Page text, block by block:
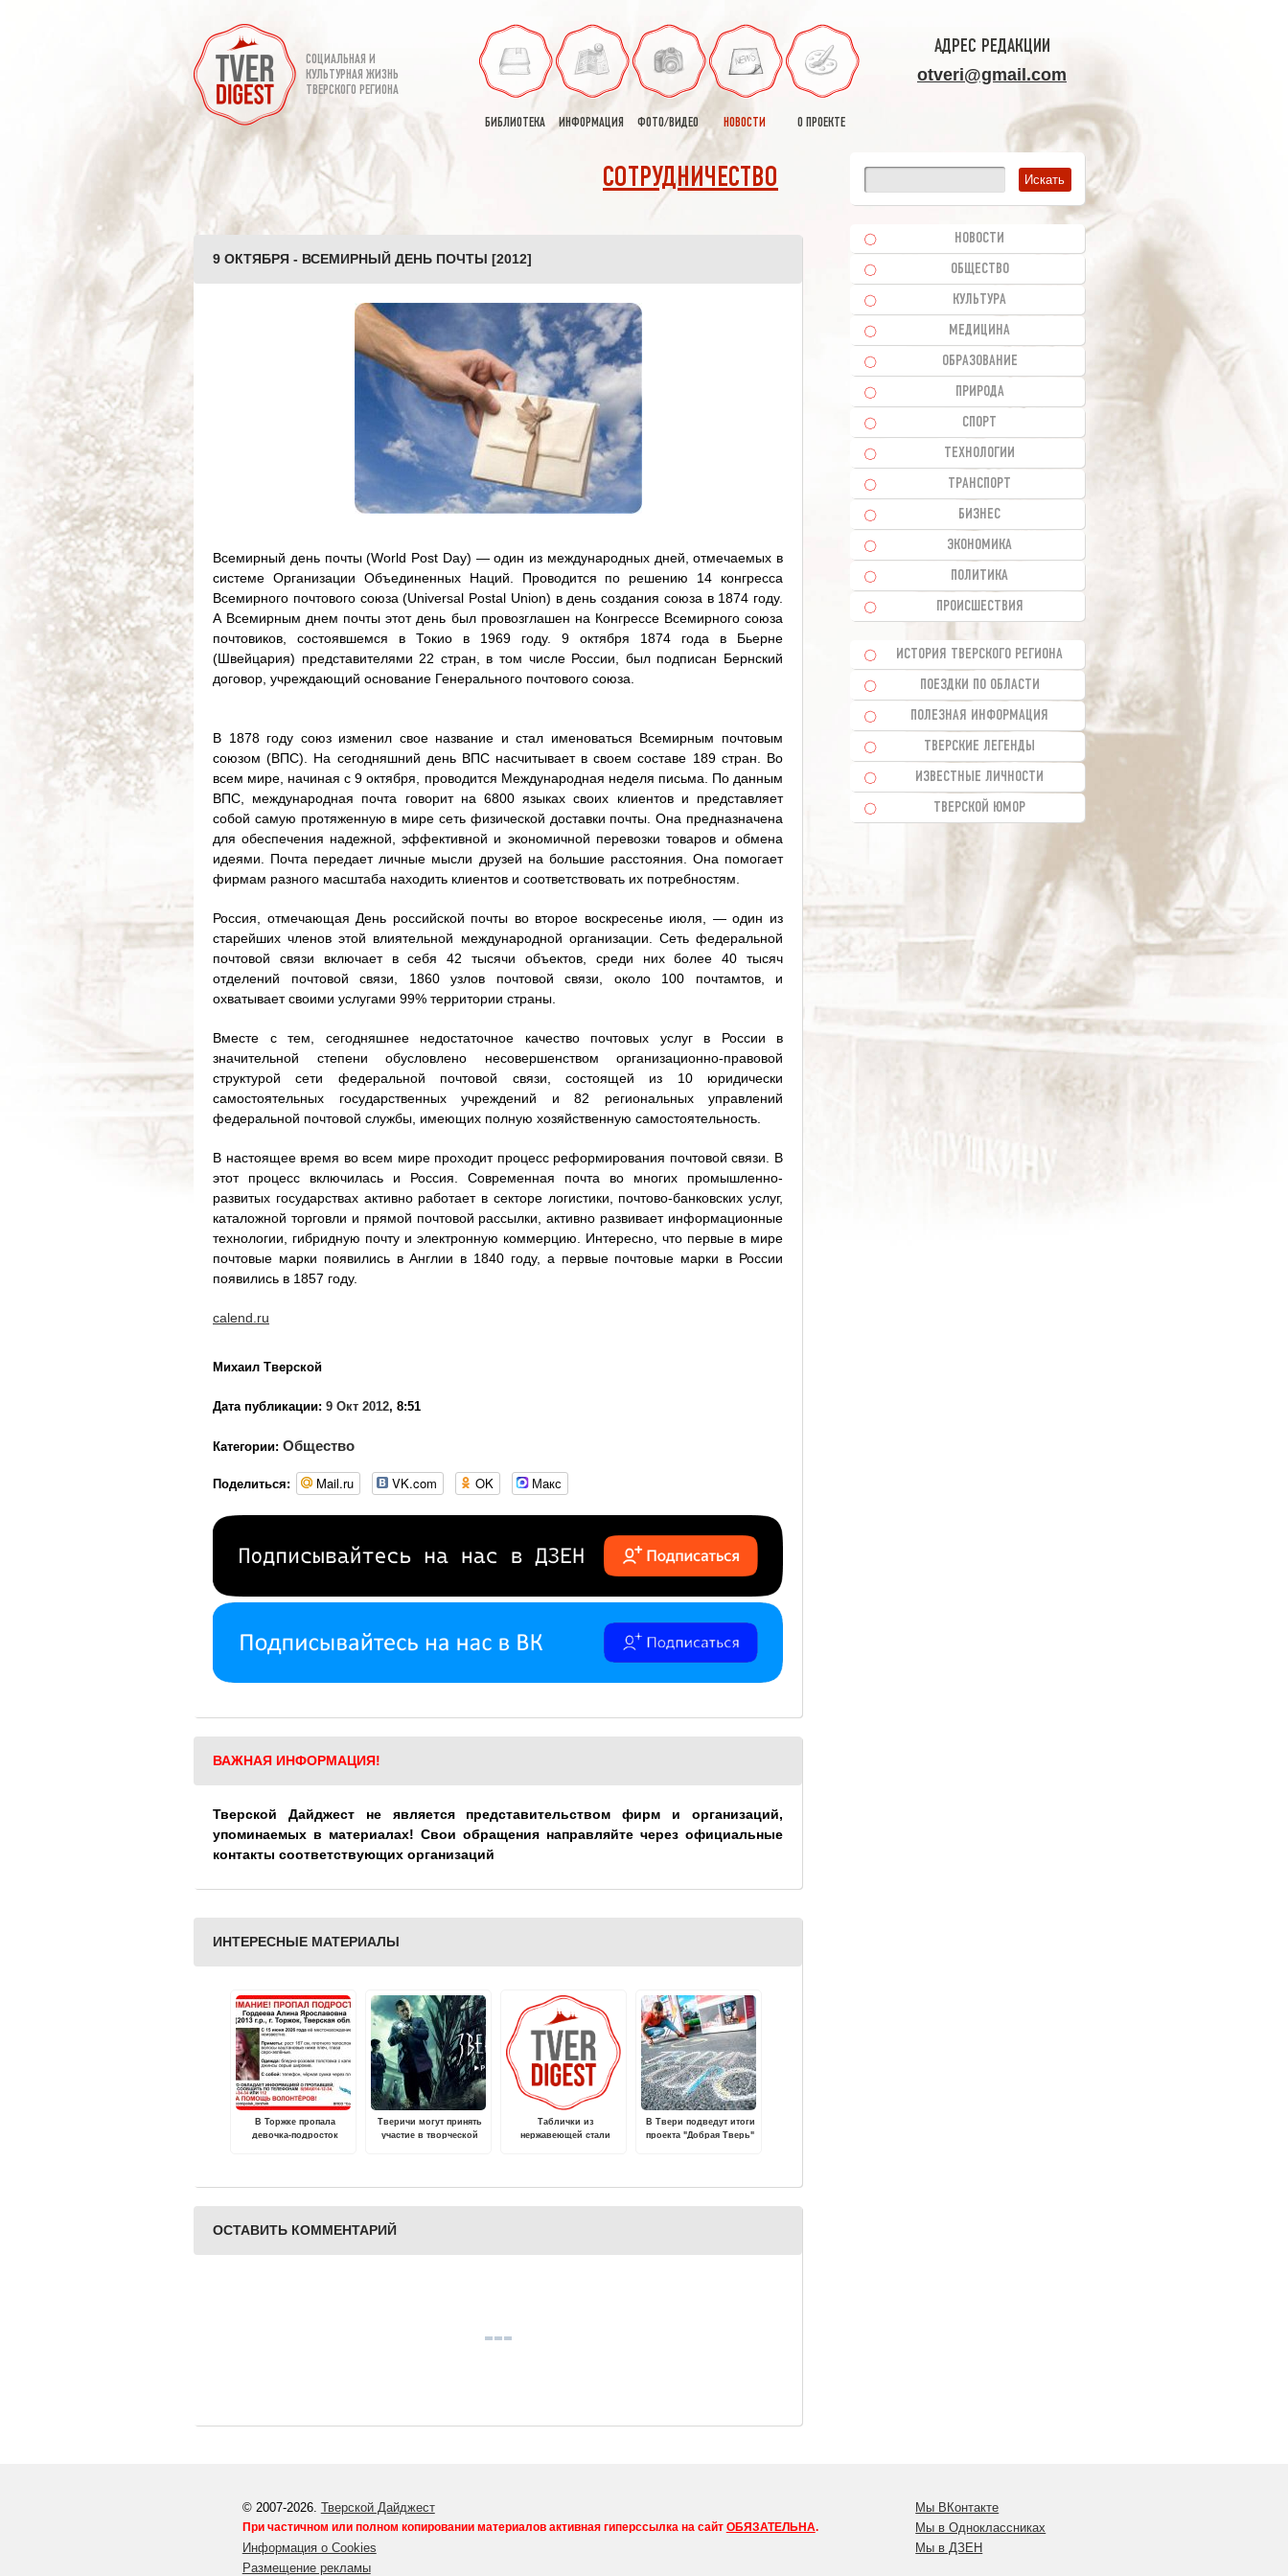
СОЦИАЛЬНАЯ И
КУЛЬТУРНАЯ ЖИЗНЬ
ТВЕРСКОГО РЕГИОНА
БИБЛИОТЕКА ИНФОРМАЦИЯ ФОТО/ВИДЕО НОВОСТИ О ПРОЕКТЕ
АДРЕС РЕДАКЦИИ
otveri@gmail.com
СОТРУДНИЧЕСТВО
9 ОКТЯБРЯ - ВСЕМИРНЫЙ ДЕНЬ ПОЧТЫ [2012]
Всемирный день почты (World Post Day) — один из международных дней, отмечаемых в
системе Организации Объединенных Наций. Проводится по решению 14 конгресса
Всемирного почтового союза (Universal Postal Union) в день создания союза в 1874 году.
А Всемирным днем почты этот день был провозглашен на Конгрессе Всемирного союза
почтовиков, состоявшемся в Токио в 1969 году. 9 октября 1874 года в Бьерне
(Швейцария) представителями 22 стран, в том числе России, был подписан Бернский
договор, учреждающий основание Генерального почтового союза.
В 1878 году союз изменил свое название и стал именоваться Всемирным почтовым
союзом (ВПС). На сегодняшний день ВПС насчитывает в своем составе 189 стран. Во
всем мире, начиная с 9 октября, проводится Международная неделя письма. По данным
ВПС, международная почта говорит на 6800 языках своих клиентов и представляет
собой самую протяженную в мире сеть физической доставки почты. Она предназначена
для обеспечения надежной, эффективной и экономичной перевозки товаров и обмена
идеями. Почта передает личные мысли друзей на большие расстояния. Она помогает
фирмам разного масштаба находить клиентов и соответствовать их потребностям.
Россия, отмечающая День российской почты во второе воскресенье июля, — один из
старейших членов этой влиятельной международной организации. Сеть федеральной
почтовой связи включает в себя 42 тысячи объектов, среди них более 40 тысяч
отделений почтовой связи, 1860 узлов почтовой связи, около 100 почтамтов, и
охватывает своими услугами 99% территории страны.
Вместе с тем, сегодняшнее недостаточное качество почтовых услуг в России в
значительной степени обусловлено несовершенством организационно-правовой
структурой сети федеральной почтовой связи, состоящей из 10 юридически
самостоятельных государственных учреждений и 82 региональных управлений
федеральной почтовой службы, имеющих полную хозяйственную самостоятельность.
В настоящее время во всем мире проходит процесс реформирования почтовой связи. В
этот процесс включилась и Россия. Современная почта во многих промышленно-
развитых государствах активно работает в секторе логистики, почтово-банковских услуг,
каталожной торговли и прямой почтовой рассылки, активно развивает информационные
технологии, гибридную почту и электронную коммерцию. Интересно, что первые в мире
почтовые марки появились в Англии в 1840 году, а первые почтовые марки в России
появились в 1857 году.
calend.ru
Михаил Тверской
Дата публикации: 9 Окт 2012, 8:51
Категории: Общество
Поделиться: Mail.ru VK.com OK Макс
ВАЖНАЯ ИНФОРМАЦИЯ!
Тверской Дайджест не является представительством фирм и организаций,
упоминаемых в материалах! Свои обращения направляйте через официальные
контакты соответствующих организаций
ИНТЕРЕСНЫЕ МАТЕРИАЛЫ
В Торжке пропала
девочка-подросток
Тверичи могут принять
участие в творческой
Лойе
Таблички из
нержавеющей стали
В Твери подведут итоги
проекта "Добрая Тверь"
ОСТАВИТЬ КОММЕНТАРИЙ
НОВОСТИ
ОБЩЕСТВО
КУЛЬТУРА
МЕДИЦИНА
ОБРАЗОВАНИЕ
ПРИРОДА
СПОРТ
ТЕХНОЛОГИИ
ТРАНСПОРТ
БИЗНЕС
ЭКОНОМИКА
ПОЛИТИКА
ПРОИСШЕСТВИЯ
ИСТОРИЯ ТВЕРСКОГО РЕГИОНА
ПОЕЗДКИ ПО ОБЛАСТИ
ПОЛЕЗНАЯ ИНФОРМАЦИЯ
ТВЕРСКИЕ ЛЕГЕНДЫ
ИЗВЕСТНЫЕ ЛИЧНОСТИ
ТВЕРСКОЙ ЮМОР
© 2007-2026. Тверской Дайджест
При частичном или полном копировании материалов активная гиперссылка на сайт ОБЯЗАТЕЛЬНА.
Информация о Cookies
Размещение рекламы
Мы ВКонтакте
Мы в Одноклассниках
Мы в ДЗЕН